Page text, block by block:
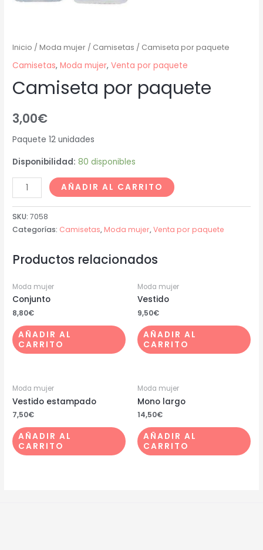
Inicio /Moda mujer / Camisetas / Camiseta por paquete
Camisetas,Moda mujer,Venta por paquete
Camiseta por paquete
3,00€
Paquete 12 unidades
Disponibilidad: 80 disponibles
AÑADIR AL CARRITO
SKU:7058
Categorías: Camisetas, Moda mujer,Venta por paquete
Productos relacionados
Moda mujer
Conjunto
8,80€
AÑADIR AL
CARRITO
Moda mujer
Vestido
9,50€
AÑADIR AL
CARRITO
Moda mujer
Vestido estampado
7,50€
AÑADIR AL
CARRITO
Moda mujer
Mono largo
14,50€
AÑADIR AL
CARRITO